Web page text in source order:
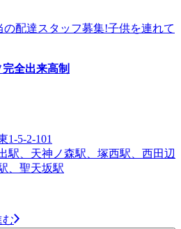
の配達スタッフ募集!子供を連れて
完全出来高制
1-5-2-101
駅、天神ノ森駅、塚西駅、西田辺
、聖天坂駅
む